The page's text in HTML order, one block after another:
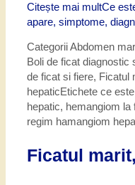
Citește mai multCe
apare, simptome,
CategoriiAbdomen
Boli de ficat diagnostic
de ficat si fiere, Ficatul
hepaticEtichete ce
hepatic, hemangiom la
regim hamangiom
Ficatul